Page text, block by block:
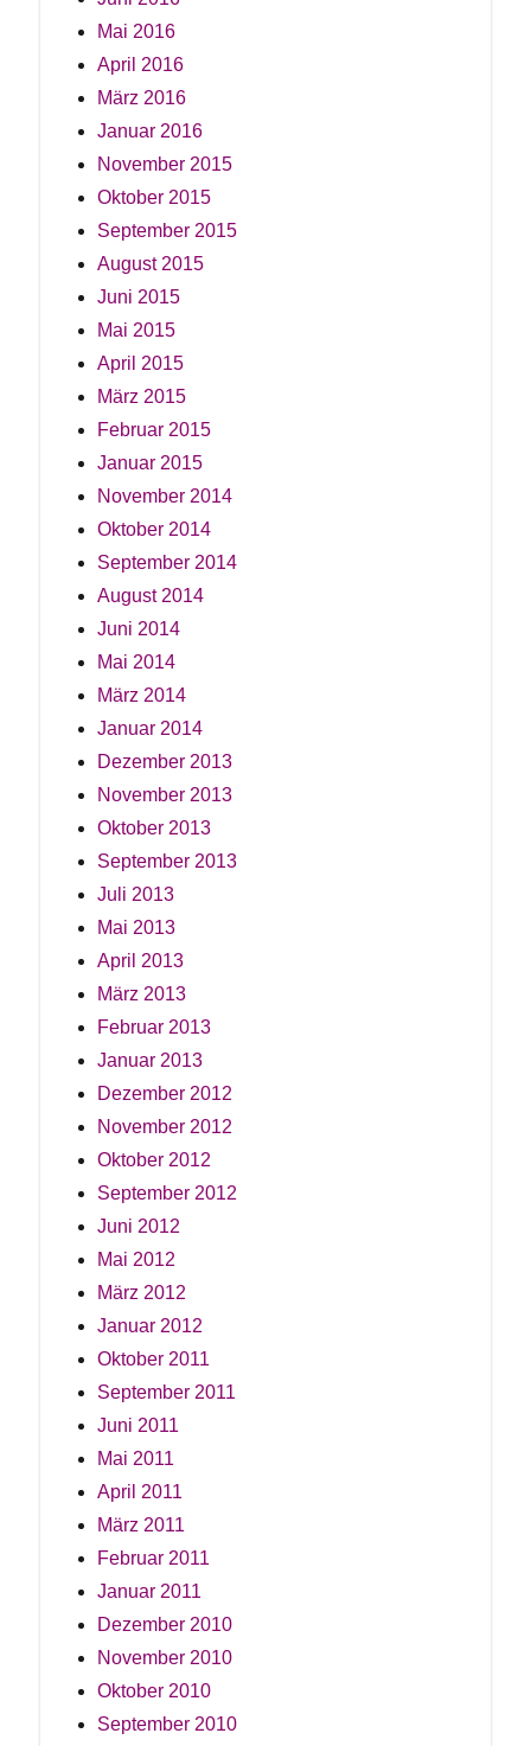
Mai 2016
April 2016
März 2016
Januar 2016
November 2015
Oktober 2015
September 2015
August 2015
Juni 2015
Mai 2015
April 2015
März 2015
Februar 2015
Januar 2015
November 2014
Oktober 2014
September 2014
August 2014
Juni 2014
Mai 2014
März 2014
Januar 2014
Dezember 2013
November 2013
Oktober 2013
September 2013
Juli 2013
Mai 2013
April 2013
März 2013
Februar 2013
Januar 2013
Dezember 2012
November 2012
Oktober 2012
September 2012
Juni 2012
Mai 2012
März 2012
Januar 2012
Oktober 2011
September 2011
Juni 2011
Mai 2011
April 2011
März 2011
Februar 2011
Januar 2011
Dezember 2010
November 2010
Oktober 2010
September 2010